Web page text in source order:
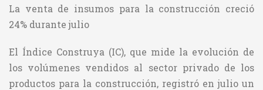
La venta de insumos para la construcción creció
24% durante julio
El Índice Construya (IC), que mide la evolución de
los volúmenes vendidos al sector privado de los
productos para la construcción, registró en julio un